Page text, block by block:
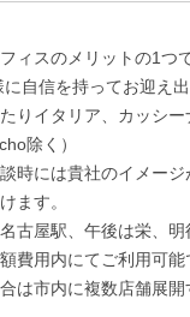
ィスのメリットの1つ
自信を持ってお迎え
りイタリア、カッシ
除く）
時には貴社のイメー
ます。
古屋駅、午後は栄、
費用内にてご利用可能
は市内に複数店舗展